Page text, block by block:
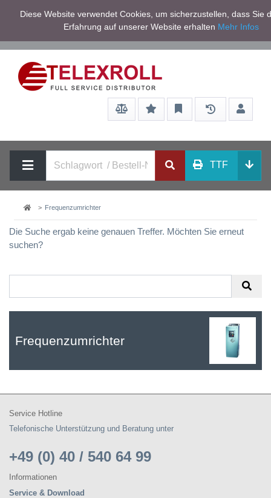
Service/Hilfe
Netto zzgl.
Mwst
TTF
Frequenzumrichter
Die Suche ergab keine genauen Treffer. Möchten Sie erneut
suchen?
Frequenzumrichter
Service Hotline
Telefonische Unterstützung und Beratung unter
+49 (0) 40 / 540 64 99
Informationen
Service & Download
Diese Website verwendet Cookies, um sicherzustellen, dass Sie
Erfahrung auf unserer Website erhalten Mehr Infos